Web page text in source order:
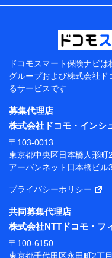
などの情報、ペット
提供当事者から受領
電子的・電磁的方法
【共同して利用する者
当社
株式会社NTTドコモ
【利用目的】
当社または株式会社
プが提供する保険関
付および管理のため
当社または株式会社
携会社の保険その他
維持管理等の委託業
関連する当社または
ルグループおよび提
ため
（各サービスで取得
ドコモスマート保険ナビは
グループおよび株式会社ド
るサービスです
募集代理店
株式会社ドコモ・インシ
〒103-0013
東京都中央区日本橋人形町
アーバンネット日本橋ビル
プライバシーポリシー
共同募集代理店
株式会社NTTドコモ・フ
〒100-6150
東京都千代田区永田町2丁